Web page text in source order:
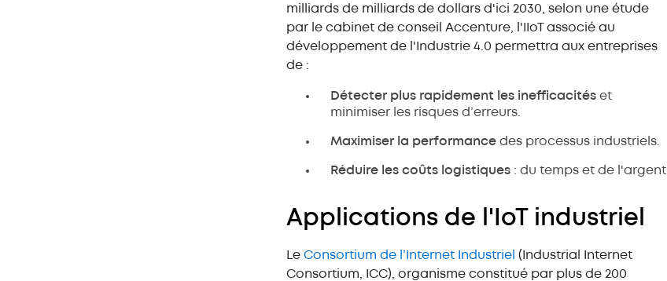
milliards de milliards de dollars d'ici 2030, selon une étude
par le cabinet de conseil Accenture, l'IIoT associé au
développement de l'Industrie 4.0 permettra aux entreprises
de :
Détecter plus rapidement les inefficacités et
minimiser les risques d’erreurs.
Maximiser la performance des processus industriels.
Réduire les coûts logistiques : du temps et de l'argent.
Applications de l'IoT industriel
Le Consortium de l’Internet Industriel (Industrial Internet
Consortium, ICC), organisme constitué par plus de 200